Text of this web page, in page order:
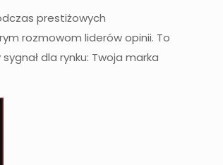
prestiżowych
rozmowom liderów opinii. To
dla rynku: Twoja marka